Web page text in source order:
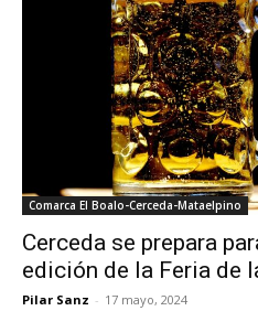
Comarca El Boalo-Cerceda-Mataelpino
Cerceda se prepara
edición de la Feria de
Pilar Sanz - 17 mayo, 2024